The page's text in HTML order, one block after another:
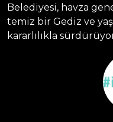
Belediyesi, havza
temiz bir Gediz ve
kararlılıkla